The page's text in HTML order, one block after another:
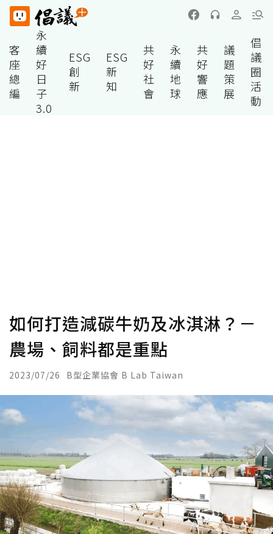
客
座
總
編
永
續
好
日
子
3.0
ESG
創
新
ESG
新
知
共
好
社
會
永
續
地
球
共
好
響
應
議
題
策
展
倡
議
圈
活
動
如何打造減碳牛奶及冰淇淋？－
農場、飼料都是重點
2023/07/26 B型企業協會 B Lab Taiwan